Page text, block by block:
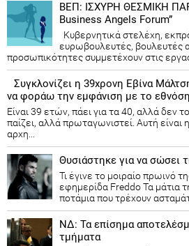
ΒΕΠ: ΙΣΧΥΡΗ ΘΕΣΜΙΚΗ
Business Angels Forum”
Κυβερνητικά στελέχη,
ευρωβουλευτές, βουλευτές
προσωπικότητες συμμετέχουν στις
Συγκλονίζει η 39χρονη Εβίνα
να φοράω την εμφάνιση με το
Είναι 39 ετών, πάει για τα 40, αλλά δεν
παίζει, αλλά πρωταγωνιστεί. Αυτή είναι
αρχη...
Θυσιάστηκε για να σώσει
Τι έγινε το μοιραίο πρωινό
εφημερίδα Freddo Τα μάτια
ποτάμια που τρέχουν
ΝΔ: Τα επίσημα
τμήματα